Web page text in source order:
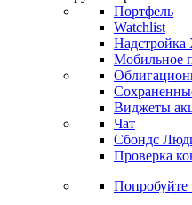
Откройте
Получить
Инструментарий
Портфель
Watchlist
Надстройка
Мобильное
Чат